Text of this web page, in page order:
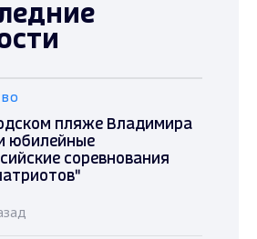
пляже Владимира
юбилейные
соревнования